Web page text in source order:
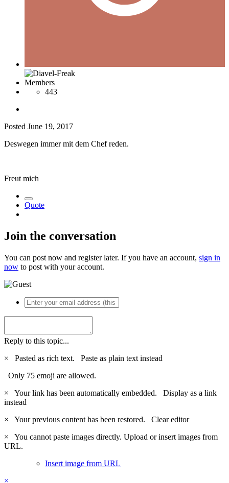
Members
443
Posted June 19, 2017
Deswegen immer mit dem Chef reden.
Freut mich
Quote
Join the conversation
You can post now and register later. If you have an account, sign in
now to post with your account.
Reply to this topic...
×
Pasted as rich text. Paste as plain text instead
Only 75 emoji are allowed.
×
Your link has been automatically embedded. Display as a link
instead
×
Your previous content has been restored. Clear editor
×
You cannot paste images directly. Upload or insert images from
URL.
Insert image from URL
×